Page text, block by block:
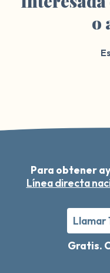
o
Para obtener
Línea directa
Gratis.